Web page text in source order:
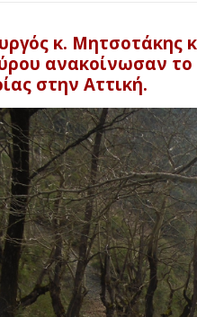
κ. Μητσοτάκης
ανακοίνωσαν το
στην Αττική.